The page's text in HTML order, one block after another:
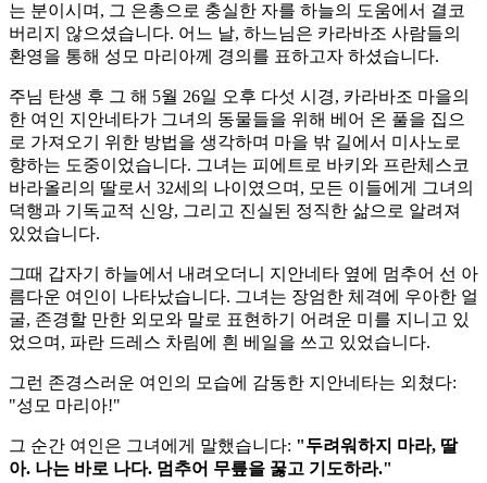
는 분이시며, 그 은총으로 충실한 자를 하늘의 도움에서 결코
버리지 않으셨습니다. 어느 날, 하느님은 카라바조 사람들의
환영을 통해 성모 마리아께 경의를 표하고자 하셨습니다.
주님 탄생 후 그 해 5월 26일 오후 다섯 시경, 카라바조 마을의
한 여인 지안네타가 그녀의 동물들을 위해 베어 온 풀을 집으
로 가져오기 위한 방법을 생각하며 마을 밖 길에서 미사노로
향하는 도중이었습니다. 그녀는 피에트로 바키와 프란체스코
바라올리의 딸로서 32세의 나이였으며, 모든 이들에게 그녀의
덕행과 기독교적 신앙, 그리고 진실된 정직한 삶으로 알려져
있었습니다.
그때 갑자기 하늘에서 내려오더니 지안네타 옆에 멈추어 선 아
름다운 여인이 나타났습니다. 그녀는 장엄한 체격에 우아한 얼
굴, 존경할 만한 외모와 말로 표현하기 어려운 미를 지니고 있
었으며, 파란 드레스 차림에 흰 베일을 쓰고 있었습니다.
그런 존경스러운 여인의 모습에 감동한 지안네타는 외쳤다:
"성모 마리아!"
그 순간 여인은 그녀에게 말했습니다: "두려워하지 마라, 딸
아. 나는 바로 나다. 멈추어 무릎을 꿇고 기도하라."